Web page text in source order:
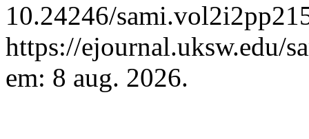
10.24246/
https://ejournal.uksw.edu/
em: 8 aug. 2026.